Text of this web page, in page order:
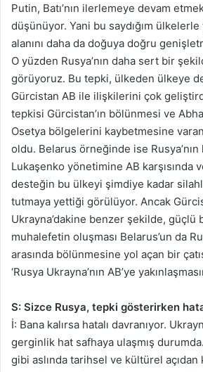
Putin, Batı’nın ilerlemeye devam
düşünüyor. Yani bu saydığım
alanını daha da doğuya doğru
O yüzden Rusya’nın daha sert bir
görüyoruz. Bu tepki, ülkeden ülkeye
Gürcistan AB ile ilişkilerini çok
tepkisi Gürcistan’ın bölünmesi ve
Osetya bölgelerini kaybetmesine
oldu. Belarus örneğinde ise Rusya’nın
Lukaşenko yönetimine AB karşısında
desteğin bu ülkeyi şimdiye kadar
tutmaya yettiği görülüyor. Ancak
Ukrayna’dakine benzer şekilde, güçlü
muhalefetin oluşması Belarus’un da
arasında bölünmesine yol açan bir
‘Rusya Ukrayna’nın AB’ye
S: Sizce Rusya, tepki gösterirken
İ: Bana kalırsa hatalı davranıyor.
gerginlik hat safhaya ulaşmış
gibi aslında tarihsel ve kültürel açıdan